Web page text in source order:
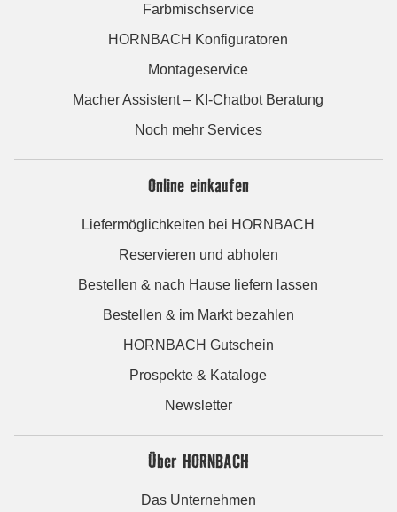
Farbmischservice
HORNBACH Konfiguratoren
Montageservice
Macher Assistent – KI-Chatbot Beratung
Noch mehr Services
Online einkaufen
Liefermöglichkeiten bei HORNBACH
Reservieren und abholen
Bestellen & nach Hause liefern lassen
Bestellen & im Markt bezahlen
HORNBACH Gutschein
Prospekte & Kataloge
Newsletter
Über HORNBACH
Das Unternehmen